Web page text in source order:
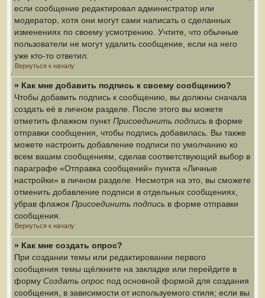
если сообщение редактировал администратор или
модератор, хотя они могут сами написать о сделанных
изменениях по своему усмотрению. Учтите, что обычные
пользователи не могут удалить сообщение, если на него
уже кто-то ответил.
Вернуться к началу
» Как мне добавить подпись к своему сообщению?
Чтобы добавить подпись к сообщению, вы должны сначала
создать её в личном разделе. После этого вы можете
отметить флажком пунктПрисоединить подпись в форме
отправки сообщения, чтобы подпись добавилась. Вы также
можете настроить добавление подписи по умолчанию ко
всем вашим сообщениям, сделав соответствующий выбор в
параграфе «Отправка сообщений» пункта «Личные
настройки» в личном разделе. Несмотря на это, вы сможете
отменить добавление подписи в отдельных сообщениях,
убрав флажок Присоединить подпись в форме отправки
сообщения.
Вернуться к началу
» Как мне создать опрос?
При создании темы или редактировании первого
сообщения темы щёлкните на закладке или перейдите в
форму Создать опрос под основной формой для создания
сообщения, в зависимости от используемого стиля; если вы